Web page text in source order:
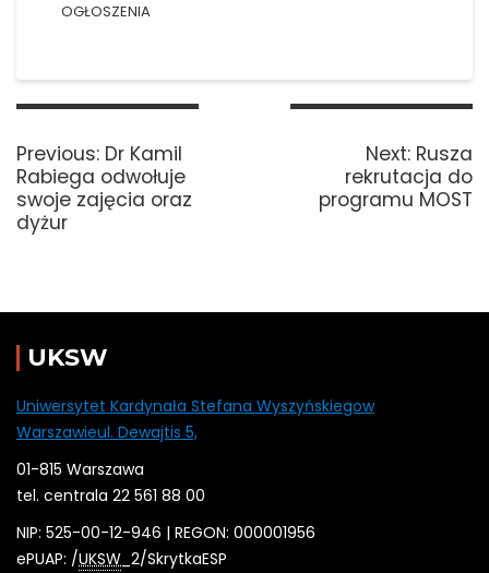
OGŁOSZENIA
Nawigacja
Previous: Previous
post:
Dr Kamil
Rabiega odwołuje
swoje zajęcia oraz
dyżur
Next: Next
post:
Rusza
rekrutacja do
programu MOST
UKSW
Uniwersytet Kardynała Stefana Wyszyńskiegow
Warszawieul. Dewajtis 5,
01-815 Warszawa
tel. centrala 22 561 88 00
NIP: 525-00-12-946 | REGON: 000001956
ePUAP: /UKSW _2/SkrytkaESP